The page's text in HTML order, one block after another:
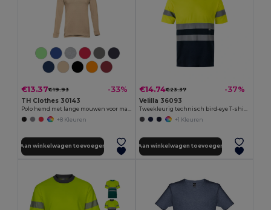
€13.37€19.93 -33%
TH Clothes 30143
+8 Kleuren
Aan winkelwagen toevoegen
€14.74€23.37 -37%
Velilla 36093
+1 Kleuren
Aan winkelwagen toevoegen